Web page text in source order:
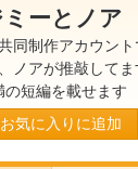
ミーとノア
同制作アカウント
ノアが推敲して
の短編を載せます
気に入りに追加